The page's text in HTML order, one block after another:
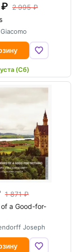
2 995
(Сб)
1 871
of a Good-for-
Joseph